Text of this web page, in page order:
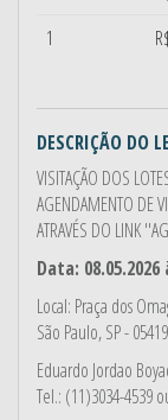
1
DESCRIÇÃO DO
VISITAÇÃO DOS
AGENDAMENTO DE
ATRAVÉS DO LINK
Data: 08.05.2026
Local: Praça dos
São Paulo, SP -
Eduardo Jordao
Tel.: (11)3034-4539